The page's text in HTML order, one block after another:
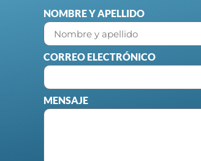
NOMBRE Y APELLIDO
CORREO ELECTRÓNICO
MENSAJE